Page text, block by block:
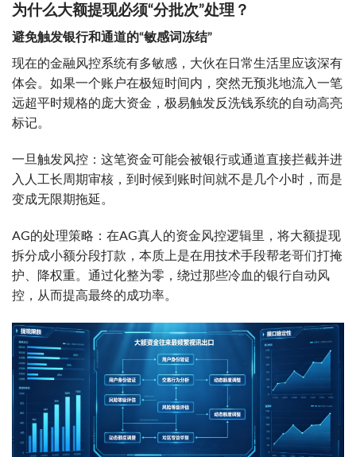
为什么大额提现必须“分批次”处理？
避免触发银行和通道的“敏感词冻结”
现在的金融风控系统有多敏感，大伙在日常生活里应该深有
体会。如果一个账户在极短时间内，突然无预兆地流入一笔
远超平时规格的庞大资金，极易触发反洗钱系统的自动高亮
标记。
一旦触发风控：这笔资金可能会被银行或通道直接拦截并进
入人工长周期审核，到时候到账时间就不是几个小时，而是
变成无限期拖延。
AG的处理策略：在AG真人的资金风控逻辑里，将大额提现
拆分成小额分段打款，本质上是在用技术手段帮老哥们打掩
护、降权重。通过化整为零，绕过那些冷血的银行自动风
控，从而提高最终的成功率。